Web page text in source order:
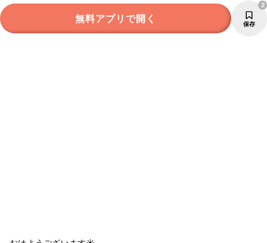
無料アプリで開く 保存
2